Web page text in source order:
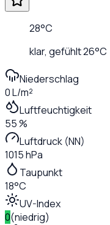
28°C
klar, gefühlt26°C
Niederschlag
0 L/m²
Luftfeuchtigkeit
55 %
Luftdruck (NN)
1015 hPa
Taupunkt
18°C
UV-Index
0(niedrig)